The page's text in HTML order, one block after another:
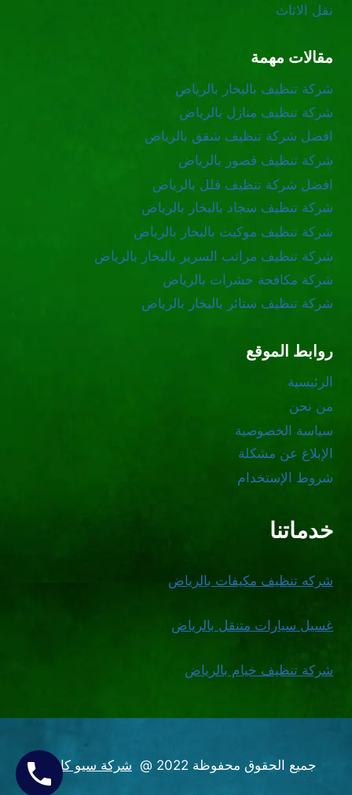
نقل الاثاث
مقالات مهمة
شركة تنظيف بالبخار بالرياض
شركة تنظيف منازل بالرياض
افضل شركة تنظيف شقق بالرياض
شركة تنظيف قصور بالرياض
افضل شركة تنظيف فلل بالرياض
شركة تنظيف سجاد بالبخار بالرياض
شركة تنظيف موكيت بالبخار بالرياض
شركة تنظيف مراتب السرير بالبخار بالرياض
شركة مكافحة حشرات بالرياض
شركة تنظيف ستائر بالبخار بالرياض
روابط الموقع
الرئيسية
من نحن
سياسة الخصوصية
الإبلاغ عن مشكلة
شروط الإستخدام
خدماتنا
شركه تنظيف مكيفات بالرياض
غسيل سيارات متنقل بالرياض
شركة تنظيف خيام بالرياض
جميع الحقوق محفوظة 2022 @ شركة سيو كاسيل